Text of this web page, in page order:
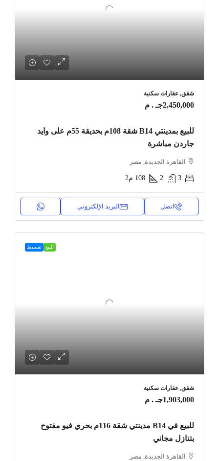
شقق, عقارات سكنية
2,450,000جـ . م
للبيع بمدينتي B14 شقة 108م بحديقة 55م على وايد
جاردن مباشرة
القاهرة الجديدة, مصر
3
2
108 م2
اتصل البريد الإلكتروني
للبيع تقسيط
شقق, عقارات سكنية
1,903,000جـ . م
للبيع في B14 مدينتي شقة 116م بحري فيو مفتوح
بتنازل مجاني
القاهرة الجديدة, مصر